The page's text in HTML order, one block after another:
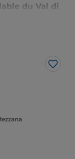
du Val di